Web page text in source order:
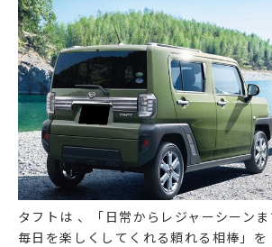
タフトは 、「日常からレジャーシーンま
毎日を楽しくしてくれる頼れる相棒」を